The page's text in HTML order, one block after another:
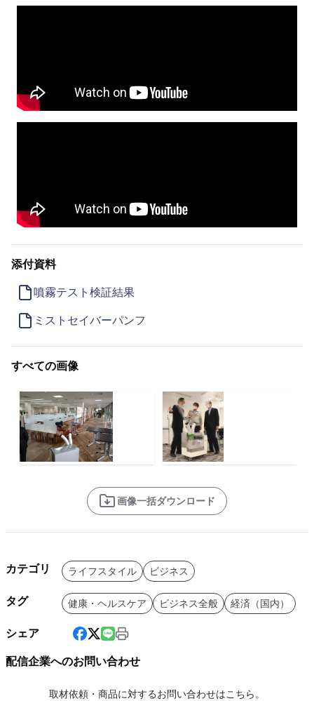
添付資料
噴霧テスト検証結果
ミストセイバーパンフ
すべての画像
画像一括ダウンロード
カテゴリ ライフスタイル ビジネス
タグ 健康・ヘルスケア ビジネス全般 経済（国内）
シェア
配信企業へのお問い合わせ
取材依頼・商品に対するお問い合わせはこちら。